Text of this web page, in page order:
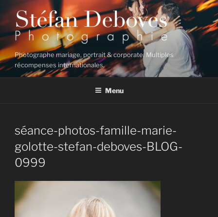
au
contenu
principal
Photographe mariage, portrait & corporate. Multiples
récompenses internationales.
Menu
séance-photos-famille-marie-
golotte-stefan-deboves-BLOG-
0999